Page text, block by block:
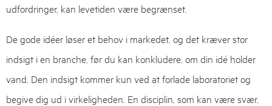
udfordringer, kan levetiden være begrænset.
De gode idéer løser et behov i markedet, og det kræver stor
indsigt i en branche, før du kan konkludere, om din idé holder
vand. Den indsigt kommer kun ved at forlade laboratoriet og
begive dig ud i virkeligheden. En disciplin, som kan være svær,